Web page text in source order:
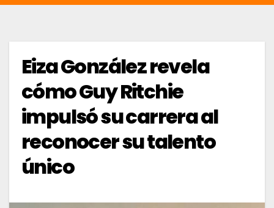
Eiza González revela
cómo Guy Ritchie
impulsó su carrera al
reconocer su talento
único